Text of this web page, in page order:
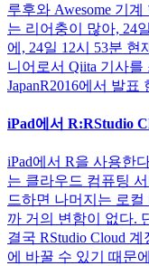
루후와 Awesome 기
는 리어충이 많아, 24
에, 24일 12시 53분 현
니어로서 Qiita 기사
JapanR2016에서 발
iPad에서 R:RStudio
iPad에서 R을 사용한
는 클라우드 컴퓨팅
드하면 나머지는 로
까 거의 변함이 없다.
결국 RStudio Cloud
에 바꿀 수 있기 때문